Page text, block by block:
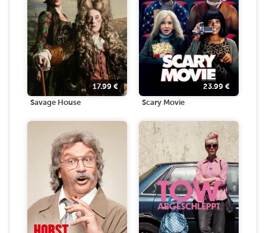
17.99 €
Savage House
23.99 €
Scary Movie